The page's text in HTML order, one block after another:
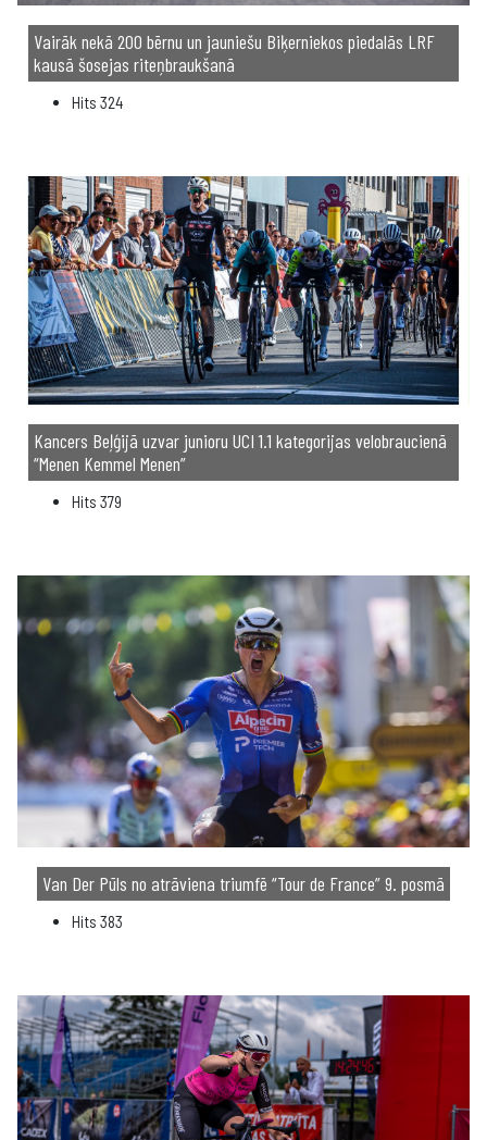
Vairāk nekā 200 bērnu un jauniešu Biķerniekos piedalās LRF
kausā šosejas riteņbraukšanā
Hits 324
Kancers Beļģijā uzvar junioru UCI 1.1 kategorijas velobraucienā
“Menen Kemmel Menen”
Hits 379
Van Der Pūls no atrāviena triumfē “Tour de France” 9. posmā
Hits 383